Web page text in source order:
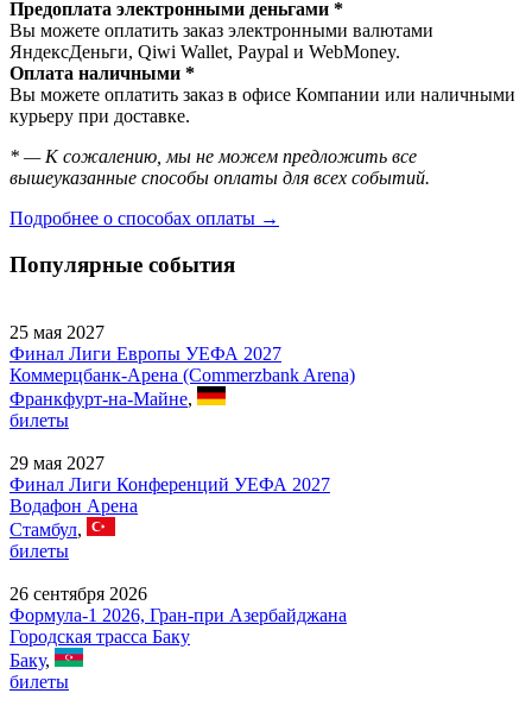
Предоплата электронными деньгами *
Вы можете оплатить заказ электронными валютами
ЯндексДеньги, Qiwi Wallet, Paypal и WebMoney.
Оплата наличными *
Вы можете оплатить заказ в офисе Компании или наличными
курьеру при доставке.
* — К сожалению, мы не можем предложить все
вышеуказанные способы оплаты для всех событий.
Подробнее о способах оплаты →
Популярные события
25 мая 2027
Финал Лиги Европы УЕФА 2027
Коммерцбанк-Арена (Commerzbank Arena)
Франкфурт-на-Майне,
билеты
29 мая 2027
Финал Лиги Конференций УЕФА 2027
Водафон Арена
Стамбул,
билеты
26 сентября 2026
Формула-1 2026, Гран-при Азербайджана
Городская трасса Баку
Баку,
билеты